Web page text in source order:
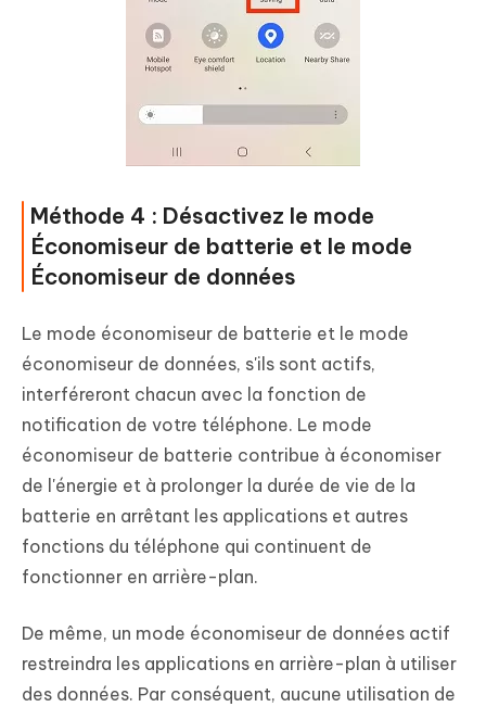
Méthode 4 : Désactivez le mode
Économiseur de batterie et le mode
Économiseur de données
Le mode économiseur de batterie et le mode
économiseur de données, s'ils sont actifs,
interféreront chacun avec la fonction de
notification de votre téléphone. Le mode
économiseur de batterie contribue à économiser
de l'énergie et à prolonger la durée de vie de la
batterie en arrêtant les applications et autres
fonctions du téléphone qui continuent de
fonctionner en arrière-plan.
De même, un mode économiseur de données actif
restreindra les applications en arrière-plan à utiliser
des données. Par conséquent, aucune utilisation de